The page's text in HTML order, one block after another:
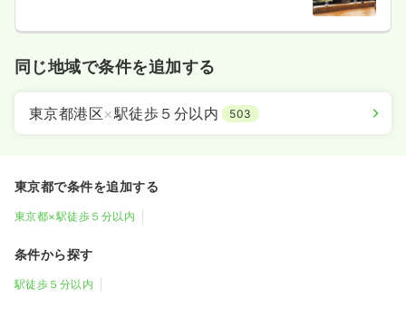
同じ地域で条件を追加する
東京都港区×駅徒歩５分以内 503
東京都で条件を追加する
東京都×駅徒歩５分以内
条件から探す
駅徒歩５分以内